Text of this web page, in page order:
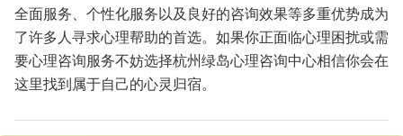
全面服务、个性化服务以及良好的咨询效果等多重优势成为
了许多人寻求心理帮助的首选。如果你正面临心理困扰或需
要心理咨询服务不妨选择杭州绿岛心理咨询中心相信你会在
这里找到属于自己的心灵归宿。